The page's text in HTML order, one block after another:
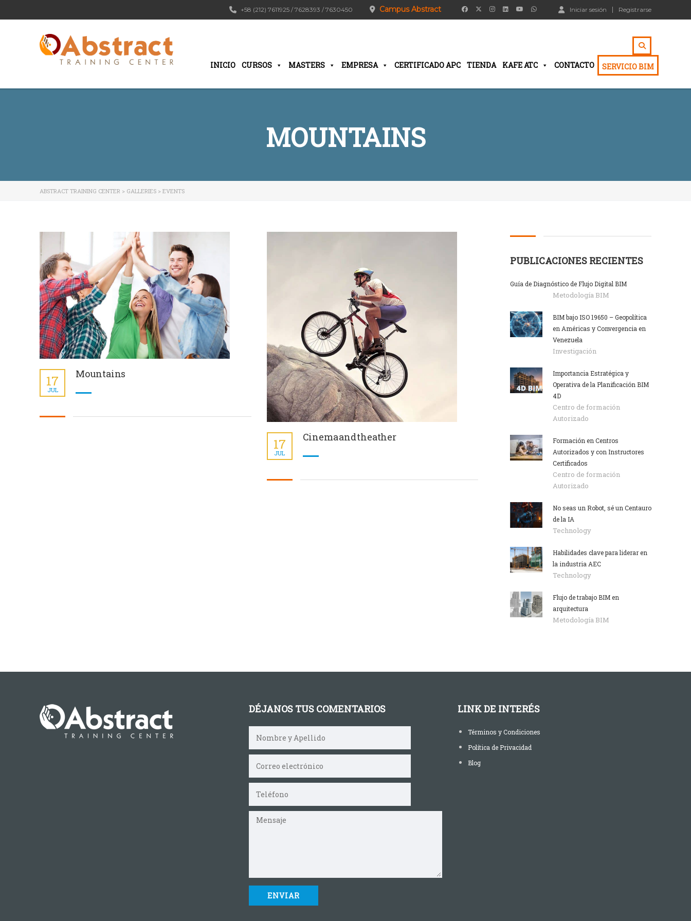
Iniciar sesión Registrarse
Campus Abstract
+58 (212) 7611925 / 7628393 / 7630450
INICIO CURSOS MASTERS EMPRESA CERTIFICADO APC TIENDA KAFE ATC CONTACTO SERVICIO BIM
MOUNTAINS
ABSTRACT TRAINING CENTER > GALLERIES > EVENTS
Mountains
17
JUL
Cinema and theather
17
JUL
PUBLICACIONES RECIENTES
Guía de Diagnóstico de Flujo Digital BIM
Metodología BIM
BIM bajo ISO 19650 – Geopolítica
en Américas y Convergencia en
Venezuela
Investigación
Importancia Estratégica y
Operativa de la Planificación BIM
4D
Centro de formación
Autorizado
Formación en Centros
Autorizados y con Instructores
Certificados
Centro de formación
Autorizado
No seas un Robot, sé un Centauro
de la IA
Technology
Habilidades clave para liderar en
la industria AEC
Technology
Flujo de trabajo BIM en
arquitectura
Metodología BIM
DÉJANOS TUS COMENTARIOS LINK DE INTERÉS
Términos y Condiciones
Política de Privacidad
Blog